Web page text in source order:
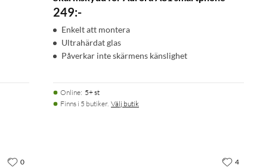
249:-
Enkelt att montera
Ultrahärdat glas
Påverkar inte skärmens känslighet
Online: 5+ st
Finns i 5 butiker. Välj butik
0 4